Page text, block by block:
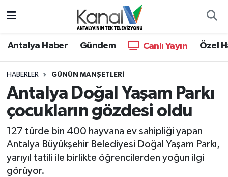
Antalya Haber Gündem Canlı Yayın Özel
HABERLER GÜNÜN MANŞETLERI
Antalya Doğal Yaşam Parkı
çocukların gözdesi oldu
127 türde bin 400 hayvana ev sahipliği yapan
Antalya Büyükşehir Belediyesi Doğal Yaşam Parkı,
yarıyıl tatili ile birlikte öğrencilerden yoğun ilgi
görüyor.
Antalya Haber
Dünya
Eğitim
Ekonomi
Gündem
Hava Durumu
Trafik Durumu
Süper Lig Puan Durumu ve Fikstür
Tüm Manşetler
Son Dakika Haberleri